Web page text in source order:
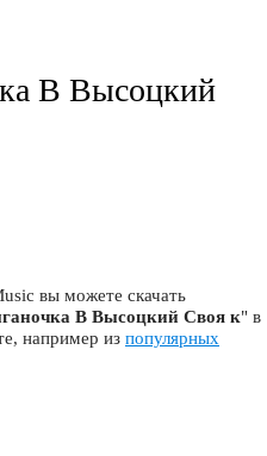
В Высоцкий
вы можете скачать
В Высоцкий Своя к" в
например из популярных